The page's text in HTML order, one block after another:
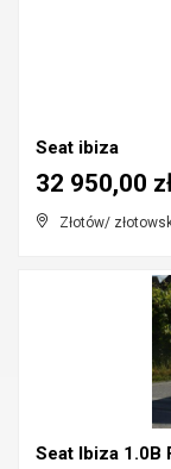
Seat ibiza
Złotów/
32 950,00
Seat Ibiza 1.0B